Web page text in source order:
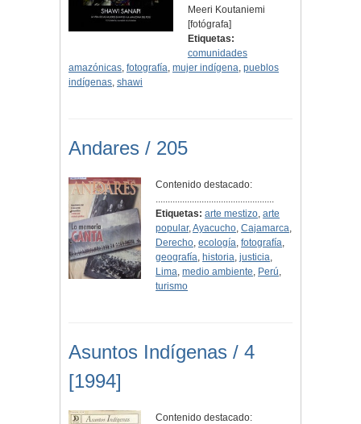
Meeri Koutaniemi
[fotógrafa]
Etiquetas:
comunidades
amazónicas, fotografía, mujer indígena, pueblos
indígenas, shawi
Andares / 205
Contenido destacado:
.................................................
Etiquetas: arte mestizo,arte
popular,Ayacucho,Cajamarca,
Derecho,ecología,fotografía,
geografía, historia,justicia,
Lima,medio ambiente, Perú,
turismo
Asuntos Indígenas / 4
[1994]
Contenido destacado: